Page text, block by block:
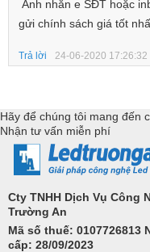
Anh nhắn e SĐT hoặc
gửi chính sách giá tốt
Trả lời 24-06-2020 17:26:32
Hãy để chúng tôi mang đến
Nhận tư vấn miễn phí
Cty TNHH Dịch Vụ Công
Trường An
Mã số thuế: 0107726813
cấp: 28/09/2023